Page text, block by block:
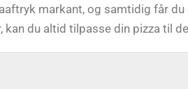
markant, og samtidig får
du altid tilpasse din pizza til